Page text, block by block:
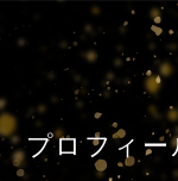
プロフィー